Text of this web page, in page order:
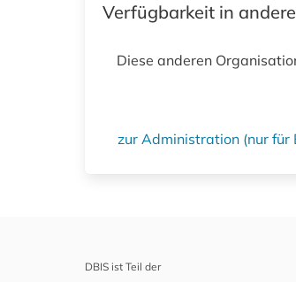
Verfügbarkeit in
Diese anderen
zur Administration (nur für
DBIS ist Teil der